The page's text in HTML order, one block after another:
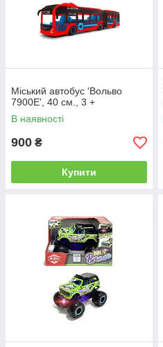
Міський автобус 'Вольво
7900Е', 40 см., 3 +
В наявності
900 ₴
Купити